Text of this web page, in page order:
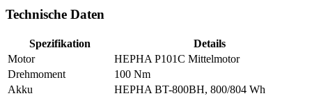
Technische Daten
Spezifikation
Details
Motor
HEPHA P101C Mittelmotor
Drehmoment
100 Nm
Akku
HEPHA BT-800BH, 800/804 Wh